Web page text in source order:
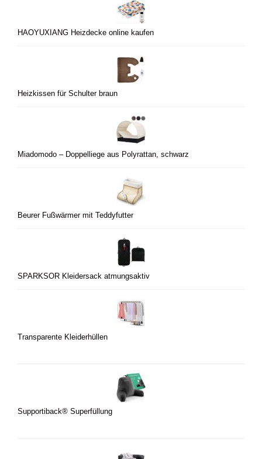
HAOYUXIANG Heizdecke online kaufen
Heizkissen für Schulter braun
Miadomodo – Doppelliege aus Polyrattan, schwarz
Beurer Fußwärmer mit Teddyfutter
SPARKSOR Kleidersack atmungsaktiv
Transparente Kleiderhüllen
Supportiback® Superfüllung